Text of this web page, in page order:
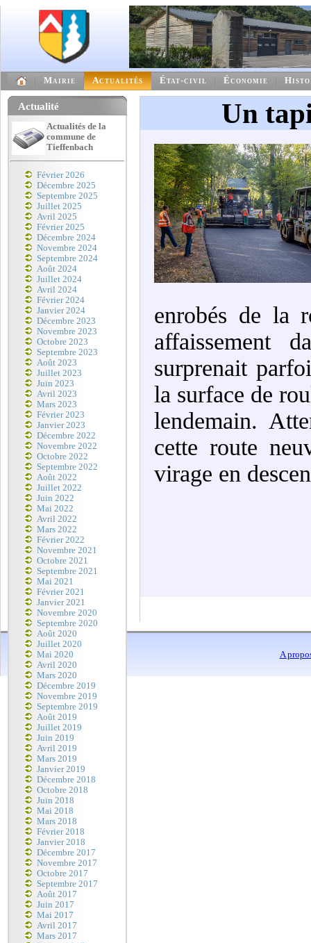
Mairie Actualités État-civil Économie
Actualité
Actualités de la
commune de
Tieffenbach
Février 2026
Décembre 2025
Septembre 2025
Juillet 2025
Avril 2025
Février 2025
Décembre 2024
Novembre 2024
Septembre 2024
Août 2024
Juillet 2024
Avril 2024
Février 2024
Janvier 2024
Décembre 2023
Novembre 2023
Octobre 2023
Septembre 2023
Août 2023
Juillet 2023
Juin 2023
Avril 2023
Mars 2023
Février 2023
Janvier 2023
Décembre 2022
Novembre 2022
Octobre 2022
Septembre 2022
Août 2022
Juillet 2022
Juin 2022
Mai 2022
Avril 2022
Mars 2022
Février 2022
Novembre 2021
Octobre 2021
Septembre 2021
Mai 2021
Février 2021
Janvier 2021
Novembre 2020
Septembre 2020
Août 2020
Juillet 2020
Mai 2020
Avril 2020
Mars 2020
Décembre 2019
Novembre 2019
Septembre 2019
Août 2019
Juillet 2019
Juin 2019
Avril 2019
Mars 2019
Janvier 2019
Décembre 2018
Octobre 2018
Juin 2018
Mai 2018
Mars 2018
Février 2018
Janvier 2018
Décembre 2017
Novembre 2017
Octobre 2017
Septembre 2017
Août 2017
Juin 2017
Mai 2017
Avril 2017
Mars 2017
Un
enrobés de la
affaissement
surprenait
la surface de
lendemain.
cette route
virage en
A